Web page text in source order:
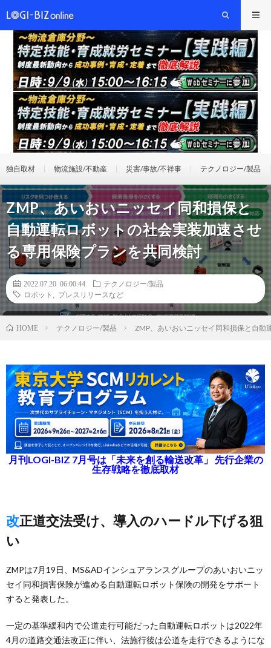
独自取材 物流施設/不動産 災害/事故/不祥事 テクノロジー/製品
ZMP、あいおいニッセイ同和損保と
自動運転ロボットの社会実装加速させ
る専用保険プランを共同検討
2022.07.20 06:00:44
テクノロジー/製品
ロボット
プレスリリースなど
HOME テクノロジー/製品 ZMP、あいおいニッセイ同和損保と自動
月刊LOGI-BIZ 7月号は「未来を創る輸送改革」 先行企業の
生存戦略を徹底取材
改正道交法受け、導入のハードル下げる狙
い
ZMPは7月19日、MS&ADインシュアランスグループのあいおいニッ
セイ同和損害保険が進める自動運転ロボット保険の開発をサポート
すると発表した。
一定の基準緩和内で公道走行可能だった自動運転ロボットは2022年
4月の道路交通法改正に伴い、法施行後は公道を走行できるようにな